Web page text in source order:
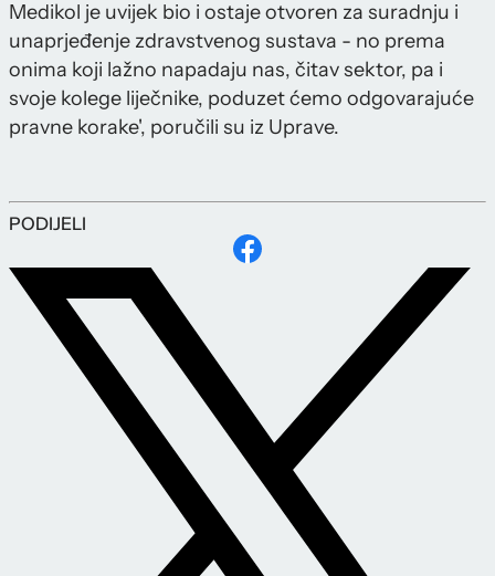
Medikol je uvijek bio i ostaje otvoren za suradnju i
unaprjeđenje zdravstvenog sustava - no prema
onima koji lažno napadaju nas, čitav sektor, pa i
svoje kolege liječnike, poduzet ćemo odgovarajuće
pravne korake', poručili su iz Uprave.
PODIJELI